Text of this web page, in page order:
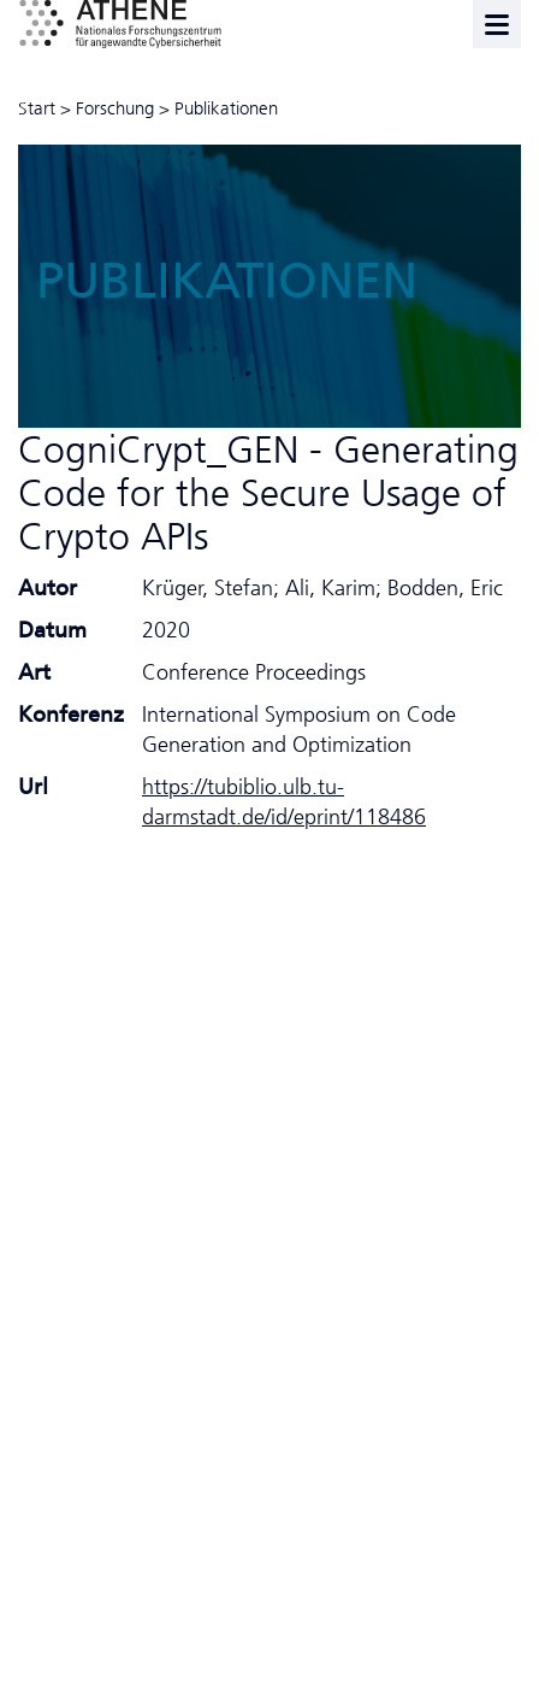
Start > Forschung > Publikationen
PUBLIKATIONEN
CogniCrypt_GEN - Generating
Code for the Secure Usage of
Crypto APIs
Autor
Krüger, Stefan; Ali, Karim; Bodden, Eric
Datum
2020
Art
Conference Proceedings
Konferenz
International Symposium on Code
Generation and Optimization
Url
https://tubiblio.ulb.tu-
darmstadt.de/id/eprint/118486